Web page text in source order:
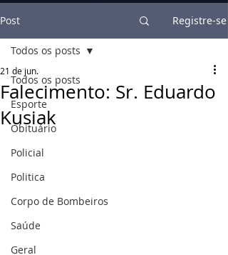
Post Registre-se
Todos os posts
Esporte
Obituário
Policial
Politica
Corpo de Bombeiros
Saúde
Geral
Todos os posts
Falecimento: Sr. Eduardo
Kusiak
21 de jun.